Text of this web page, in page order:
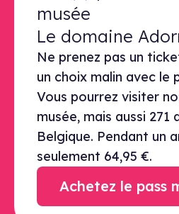
musée
Le domaine
Ne prenez pas un
un choix malin avec le
Vous pourrez visiter
musée, mais aussi 271
Belgique. Pendant un
seulement 64,95 €.
Achetez le pass